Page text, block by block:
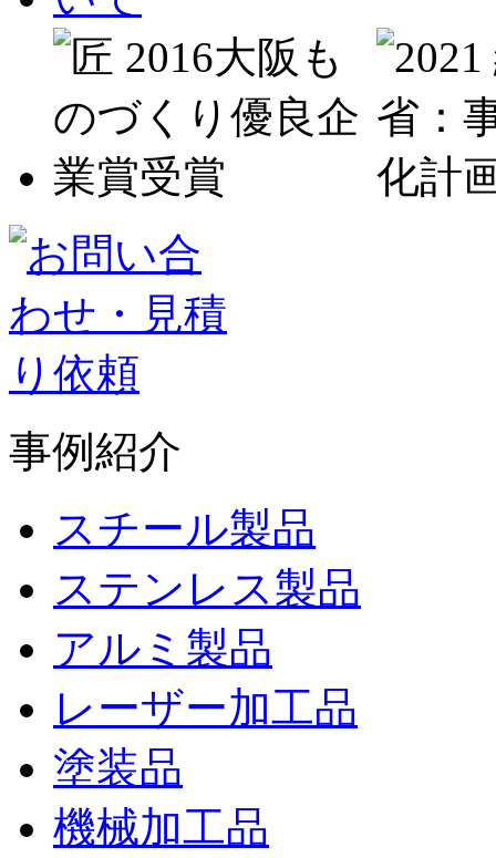
事例紹介
スチール製品
ステンレス製品
アルミ製品
レーザー加工品
塗装品
機械加工品